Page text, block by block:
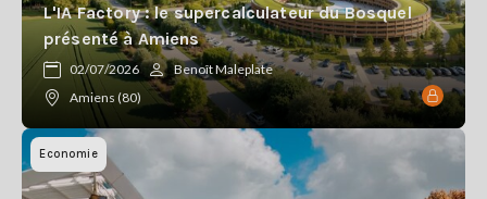
L'IA Factory : le supercalculateur du Bosquel
présenté à Amiens
02/07/2026
Benoît Maleplate
Amiens (80)
Economie